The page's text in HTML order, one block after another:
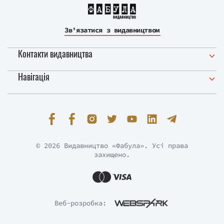
Зв’язатися з видавництвом
Контакти видавництва
Навігація
Веб-розробка:
© 2026 Видавництво «Фабула». Усі права
захищено.